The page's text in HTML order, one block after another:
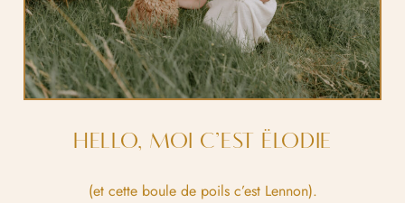
HELLO, MOI C’EST ËLODIE
(et cette boule de poils c’est Lennon).